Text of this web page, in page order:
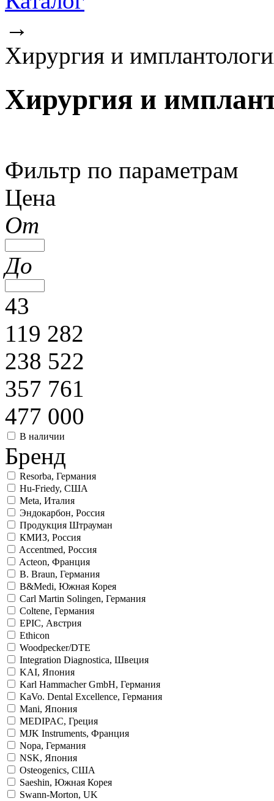
→
Хирургия и
Хирургия и
Фильтр по параметрам
Цена
От
До
43
119 282
238 522
357 761
477 000
В наличии
Бренд
Resorba, Германия
Hu-Friedy, США
Meta, Италия
Эндокарбон, Россия
Продукция Штрауман
КМИЗ, Россия
Accentmed, Россия
Acteon, Франция
B. Braun, Германия
B&Medi, Южная Корея
Carl Martin Solingen, Германия
Coltene, Германия
EPIC, Австрия
Ethicon
Woodpecker/DTE
Integration Diagnostica, Швеция
KAI, Япония
Karl Hammacher GmbH, Германия
KaVo. Dental Excellence, Германия
Mani, Япония
MEDIPAC, Греция
MJK Instruments, Франция
Nopa, Германия
NSK, Япония
Osteogenics, США
Saeshin, Южная Корея
Swann-Morton, UK